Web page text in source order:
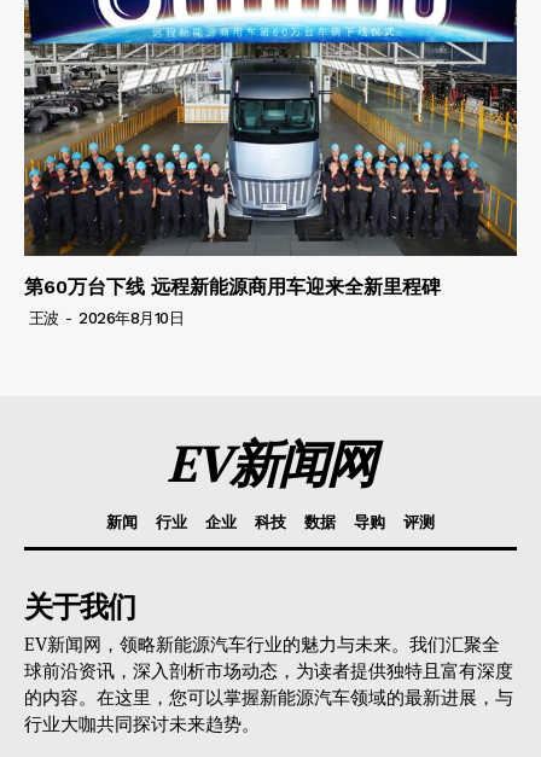
第60万台下线 远程新能源商用车迎来全新里程碑
王波 - 2026年8月10日
EV新闻网
新闻 行业 企业 科技 数据 导购 评测
关于我们
EV新闻网，领略新能源汽车行业的魅力与未来。我们汇聚全
球前沿资讯，深入剖析市场动态，为读者提供独特且富有深度
的内容。在这里，您可以掌握新能源汽车领域的最新进展，与
行业大咖共同探讨未来趋势。